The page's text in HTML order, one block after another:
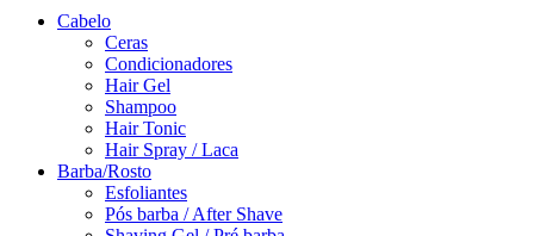
Cabelo
Ceras
Condicionadores
Hair Gel
Shampoo
Hair Tonic
Hair Spray / Laca
Barba/Rosto
Esfoliantes
Pós barba / After Shave